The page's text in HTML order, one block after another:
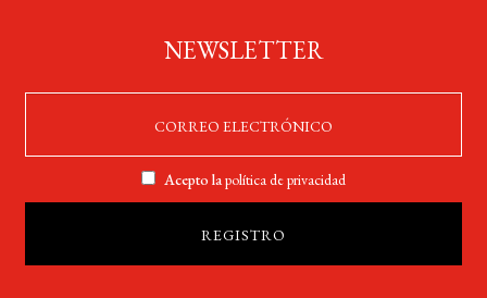
NEWSLETTER
Acepto lapolítica de privacidad